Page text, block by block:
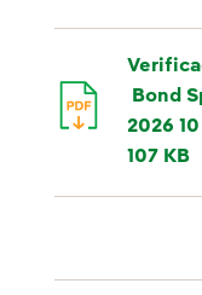
Bond
2026
107 KB